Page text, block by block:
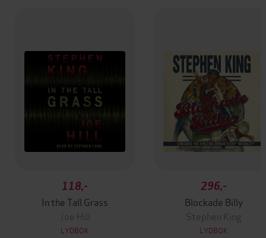
118,-
In the Tall Grass
Joe Hill
LYDBOK
296,-
Blockade Billy
Stephen King
LYDBOK